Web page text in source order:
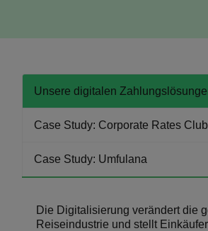
Unsere digitalen
Case Study: Corporate Rates Club
Case Study: Umfulana
Die Digitalisierung verändert die
Reiseindustrie und stellt